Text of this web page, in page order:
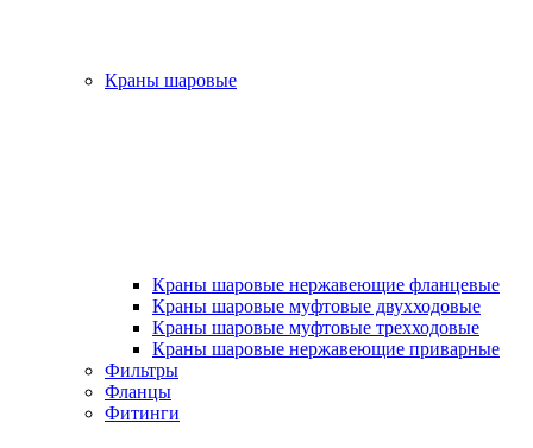
Краны шаровые
Краны шаровые нержавеющие фланцевые
Краны шаровые муфтовые двухходовые
Краны шаровые муфтовые трехходовые
Краны шаровые нержавеющие приварные
Фильтры
Фланцы
Фитинги